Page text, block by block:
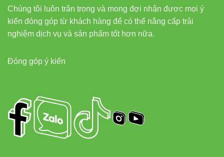
Chúng tôi luôn trân trọng và mong đợi nhận được mọi ý
kiến đóng góp từ khách hàng để có thể nâng cấp trải
nghiệm dịch vụ và sản phẩm tốt hơn nữa.
Đóng góp ý kiến